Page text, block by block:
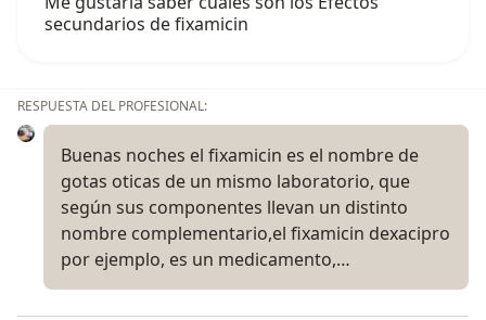
secundarios de fixamicin
RESPUESTA DEL PROFESIONAL:
Buenas noches el fixamicin es el nombre de
gotas oticas de un mismo laboratorio, que
según sus componentes llevan un distinto
nombre complementario,el fixamicin dexacipro
por ejemplo, es un medicamento,…